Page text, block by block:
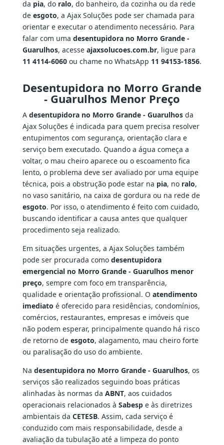
da pia, do ralo, do banheiro, da cozinha ou da rede
de esgoto, a Ajax Soluções pode ser chamada para
orientar e executar o atendimento necessário. Para
falar com uma desentupidora no Morro Grande -
Guarulhos, acesse ajaxsolucoes.com.br, ligue para
11 4114-6060ou chame no WhatsApp 11 94153-1856.
Desentupidora no Morro Grande
- Guarulhos Menor Preço
A desentupidora no Morro Grande - Guarulhosda
Ajax Soluções é indicada para quem precisa resolver
entupimentos com segurança, orientação clara e
serviço bem executado. Quando a água começa a
voltar, o mau cheiro aparece ou o escoamento fica
lento, o problema deve ser avaliado por uma equipe
técnica, pois a obstrução pode estar na pia, no ralo,
no vaso sanitário, na caixa de gordura ou na rede de
esgoto. Por isso, o atendimento é feito com cuidado,
buscando identificar a causa antes que qualquer
procedimento seja realizado.
Em situações urgentes, a Ajax Soluções também
pode ser procurada como desentupidora
emergencial no Morro Grande - Guarulhos menor
preço, sempre com foco em transparência,
qualidade e orientação profissional. O atendimento
imediato é oferecido para residências, condomínios,
comércios, restaurantes, empresas e imóveis que
não podem esperar, principalmente quando há risco
de retorno de esgoto, alagamento, mau cheiro forte
ou paralisação do uso do ambiente.
Na desentupidora no Morro Grande - Guarulhos, os
serviços são realizados seguindo boas práticas
alinhadas às normas da ABNT, aos cuidados
operacionais relacionados à Sabespe às diretrizes
ambientais da CETESB. Assim, cada serviço é
conduzido com mais responsabilidade, desde a
avaliação da tubulação até a limpeza do ponto